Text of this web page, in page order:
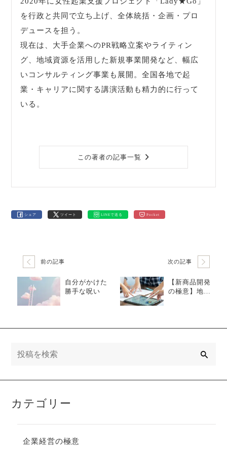
を行政と共同で立ち上げ、全体統括・企画・プロ
デュースを担う。
現在は、大手企業へのPR戦略立案やライティン
グ、地域資源を活用した新規事業開発など、幅広
いコンサルティング事業も展開。全国各地で起
業・キャリアに関する講演活動も精力的に行って
いる。
この著者の記事一覧
シェア ツイート LINEで送る Pocket
前の記事
自分がかけた
勝手な呪い
次の記事
【新商品開発
の極意】地域
と押さえてお
カテゴリー
企業経営の極意